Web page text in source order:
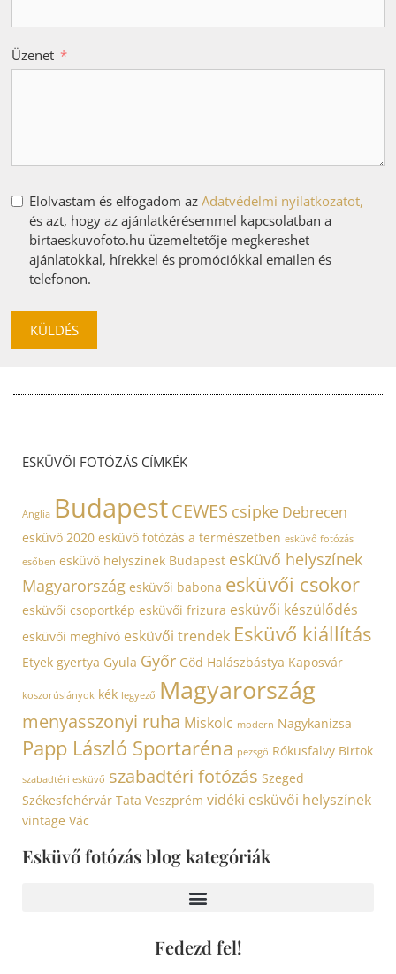
Üzenet
Elolvastam és elfogadom azAdatvédelmi nyilatkozatot,
és azt, hogy az ajánlatkérésemmel kapcsolatban a
birtaeskuvofoto.hu üzemeltetője megkereshet
ajánlatokkal, hírekkel és promóciókkal emailen és
telefonon.
KÜLDÉS
Fedezd fel!
Esküvő fotózás blog kategóriák
ESKÜVŐI FOTÓZÁS CÍMKÉK
Anglia BudapestCEWES csipke Debrecen
esküvő 2020 esküvő fotózás a természetben esküvő fotózás
esőben esküvő helyszínek Budapest esküvő helyszínek
Magyarország esküvői babona esküvői csokor
esküvői csoportkép esküvői frizura esküvői készülődés
esküvői meghívó esküvői trendek Esküvő kiállítás
Etyek gyertya Gyula Győr Göd Halászbástya Kaposvár
koszorúslányok kék legyező Magyarország
menyasszonyi ruha Miskolc modern Nagykanizsa
Papp László Sportaréna pezsgő Rókusfalvy Birtok
szabadtéri esküvő szabadtéri fotózás Szeged
Székesfehérvár Tata Veszprém vidéki esküvői helyszínek
vintage Vác